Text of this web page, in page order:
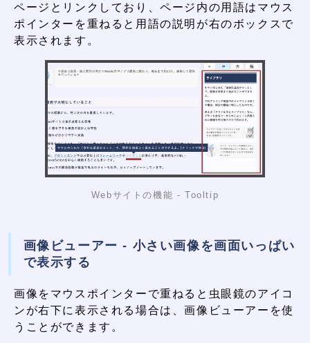
ページとリンクしており、ページ内の用語はマウス
ポインターを重ねると用語の説明が右のボックスで
表示されます。
Webサイトの機能 - Tooltip
画像ビューアー - 小さい画像を画面いっぱい
で表示する
画像をマウスポインターで重ねると虫眼鏡のアイコ
ンが右下に表示される場合は、画像ビューアーを使
うことができます。